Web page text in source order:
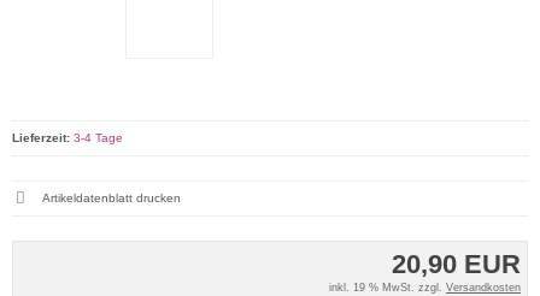
20,90 EUR
inkl. 19 % MwSt. zzgl. Versandkosten
Lieferzeit: 3-4 Tage
Artikeldatenblatt drucken